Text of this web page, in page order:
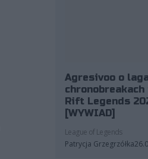
Agresivoo o
Rift Legends
[WYWIAD]
League of Legends
Patrycja Grzegrzółka